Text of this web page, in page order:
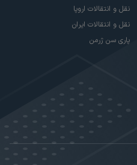
نقل و انتقالات اروپا
نقل و انتقالات ایران
پاری سن ژرمن